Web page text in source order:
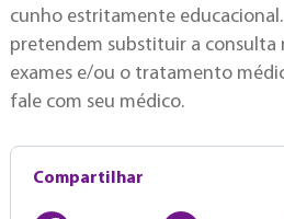
cunho estritamente
pretendem substituir a consulta
exames e/ou o tratamento
fale com seu médico.
Compartilhar